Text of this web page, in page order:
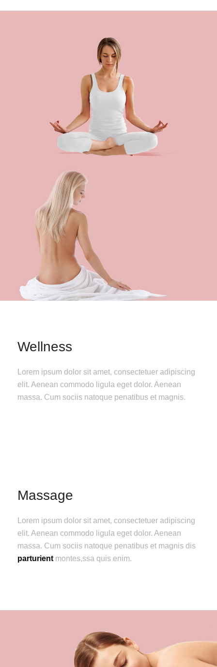
Wellness
Lorem ipsum dolor sit amet, consectetuer adipiscing
elit. Aenean commodo ligula eget dolor. Aenean
massa. Cum sociis natoque penatibus et magnis.
Massage
Lorem ipsum dolor sit amet, consectetuer adipiscing
elit. Aenean commodo ligula eget dolor. Aenean
massa. Cum sociis natoque penatibus et magnis dis
parturientmontes,ssa quis enim.